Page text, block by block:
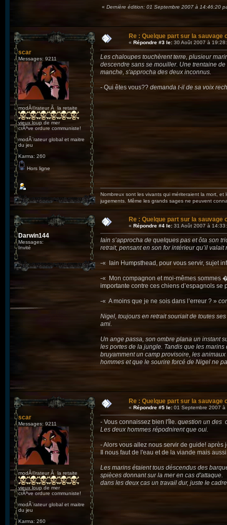
« Dernière édition: 01 Septembre 2007 à 14:46:20
scar
Messages: 9211
modÃ©rateur Ã la retaite
vieux loup de mer
crÃªve ordure communiste!
modÃ¨rateur global et maitre
du jeu
Karma: 260
Hors ligne
Re : Quelque part sur la sauvage
« Répondre #3 le: 30 Août 2007 à
Les chaloupes touchèrent terre, plusieur
descendre sans se mouiller. Une trentaine
manche, s'approcha des deux inconnus.
- Qui êtes vous?? demanda t-il de sa voix
Nombreux sont les vivants qui mériteraient la mort,
jugements. Même les grands sages ne peuvent
Darwin144
Messages:
Invité
Re : Quelque part sur la sauvage
« Répondre #4 le: 31 Août 2007 à
Iain s’approcha de quelques pas et ôta son
retrait, pensant en son for intérieur qu’il
-« Iain Humpsthead, pour vous servir, sujet
-« Mon compagnon et moi-mêmes sommes
importante contre ces chiens d’espagnols
-« A moins que je ne sois dans l’erreur ? »
Nigel, toujours en retrait souriait de toutes
ami.
Un ange passa, son ombre plana un instant
les portes de la jungle. Tandis que les
bruyamment un camp provisoire, les
hommes et que le sourire forcé de Nigel ne
scar
Messages: 9211
modÃ©rateur Ã la retaite
vieux loup de mer
crÃªve ordure communiste!
modÃ¨rateur global et maitre
du jeu
Karma: 260
Re : Quelque part sur la sauvage
« Répondre #5 le: 01 Septembre 2007
- Vous connaissez bien l'île. question un des
Les deux hommes répodnirent que oui.
- Alors vous allez nous servir de guide!
Il nous faut de l'eau et de la viande mais
Les marins étaient tous déscendus des
spièces donnant sur la mer en cas d'attaque.
dans les deux cas un travail dur, juste le